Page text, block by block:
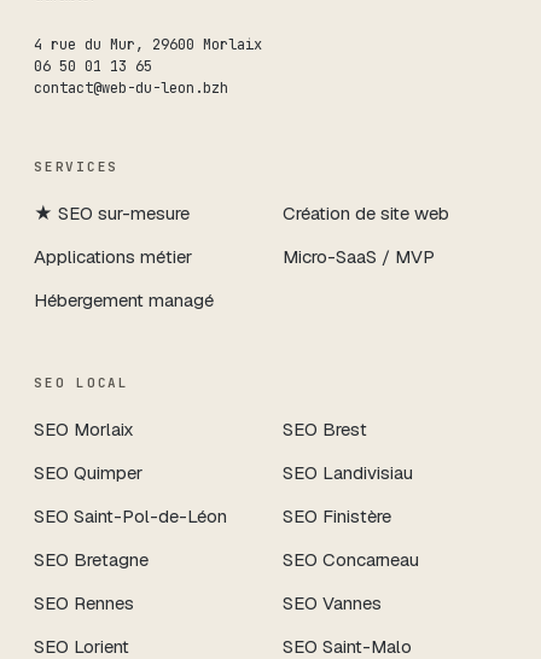
4 rue du Mur, 29600 Morlaix
06 50 01 13 65
contact@web-du-leon.bzh
SERVICES
★ SEO sur-mesure
Création de site web
Applications métier
Micro-SaaS / MVP
Hébergement managé
SEO LOCAL
SEO Morlaix SEO Brest
SEO Quimper SEO Landivisiau
SEO Saint-Pol-de-Léon SEO Finistère
SEO Bretagne SEO Concarneau
SEO Rennes SEO Vannes
SEO Lorient SEO Saint-Malo